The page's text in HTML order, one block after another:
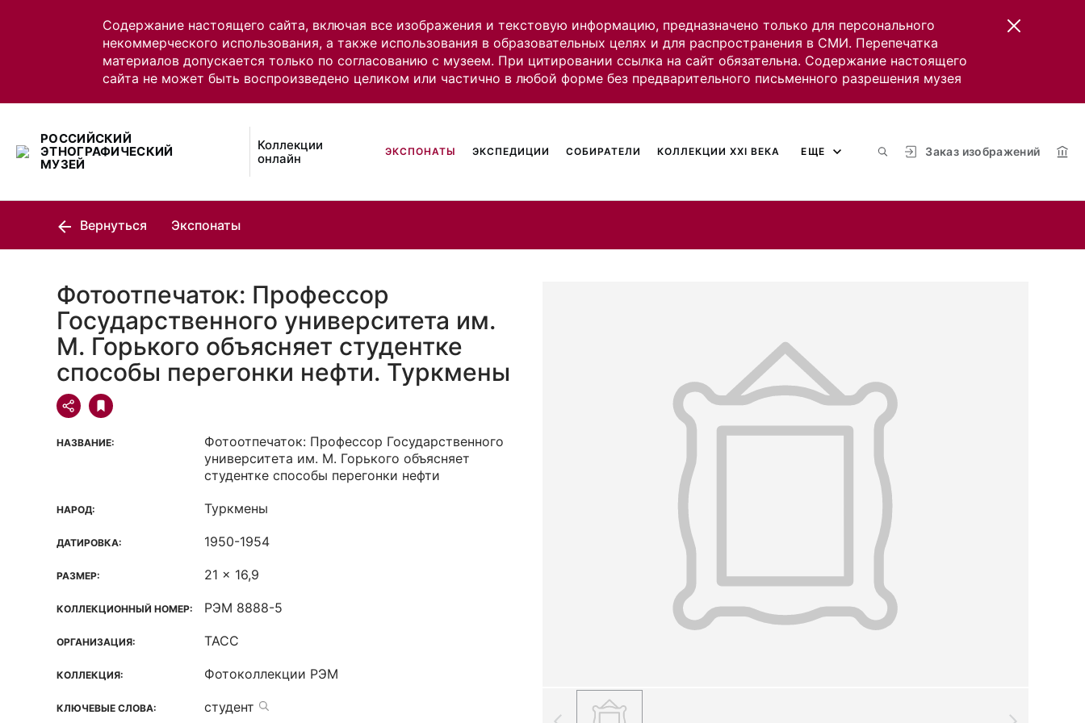
Содержание настоящего сайта, включая все изображения и текстовую информацию, предназначено только для персонального
некоммерческого использования, а также использования в образовательных целях и для распространения в СМИ. Перепечатка
материалов допускается только по согласованию с музеем. При цитировании ссылка на сайт обязательна. Содержание настоящего
сайта не может быть воспроизведено целиком или частично в любой форме без предварительного письменного разрешения музея
РОССИЙСКИЙ
ЭТНОГРАФИЧЕСКИЙ
МУЗЕЙ
Коллекции
онлайн
Заказ изображений
ЭКСПОНАТЫ ЭКСПЕДИЦИИ СОБИРАТЕЛИ КОЛЛЕКЦИИ XXI ВЕКА ЕЩЕ
Вернуться Экспонаты
Фотоотпечаток: Профессор
Государственного университета им.
М. Горького объясняет студентке
способы перегонки нефти. Туркмены
НАЗВАНИЕ:
Фотоотпечаток: Профессор Государственного
университета им. М. Горького объясняет
студентке способы перегонки нефти
НАРОД: Туркмены
ДАТИРОВКА: 1950-1954
РАЗМЕР: 21 x 16,9
КОЛЛЕКЦИОННЫЙ НОМЕР: РЭМ 8888-5
ОРГАНИЗАЦИЯ: ТАСС
КОЛЛЕКЦИЯ: Фотоколлекции РЭМ
КЛЮЧЕВЫЕ СЛОВА: студент